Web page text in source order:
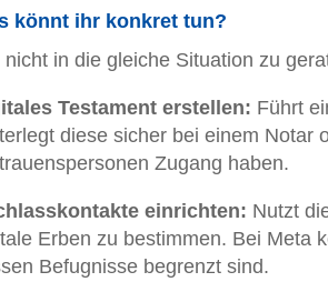
könnt ihr konkret tun?
nicht in die gleiche Situation zu
Testament erstellen: Führt
diese sicher bei einem Notar
Zugang haben.
einrichten: Nutzt
Erben zu bestimmen. Bei Meta
Befugnisse begrenzt sind.